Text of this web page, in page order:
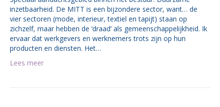
inzetbaarheid. De MITT is een bijzondere sector, want… de
vier sectoren (mode, interieur, textiel en tapijt) staan op
zichzelf, maar hebben de ‘draad’ als gemeenschappelijkheid. Ik
ervaar dat werkgevers en werknemers trots zijn op hun
producten en diensten. Het…
Lees meer